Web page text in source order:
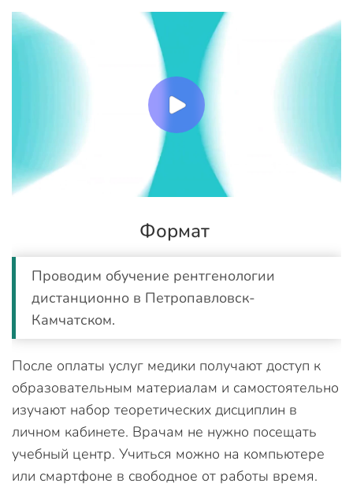
Формат
Проводим обучение рентгенологии
дистанционно в Петропавловск-
Камчатском.
После оплаты услуг медики получают доступ к
образовательным материалам и самостоятельно
изучают набор теоретических дисциплин в
личном кабинете. Врачам не нужно посещать
учебный центр. Учиться можно на компьютере
или смартфоне в свободное от работы время.